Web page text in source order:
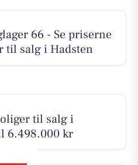
66 - Se priserne
til salg i Hadsten
til salg i
6.498.000 kr